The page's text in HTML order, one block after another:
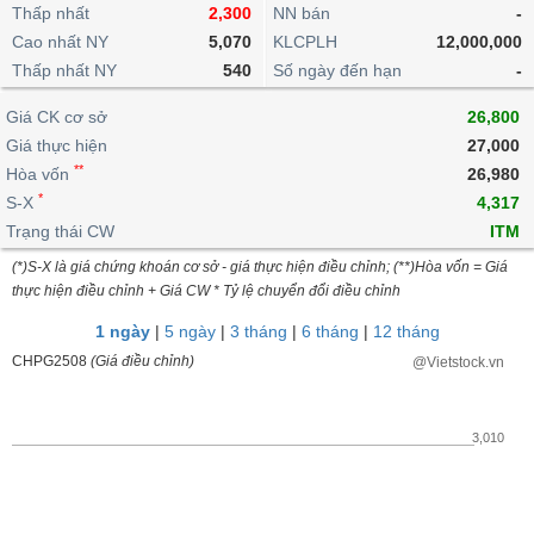
lỗ
dịch
nội
Niên
giám
Tài
liệu
cổ
Định
giá
ngoài
doanh
Top
cổ
phiếu
ngành
dịch
Chứng
quyền
quan
Thống
giao
dịch
Thống
giao
dịch
Tin
tức
Phân
tích
kỹ
thuật
trực
tuyến
Bộ
lọc
cổ
So
Vĩ
mô
lai
Chứng
quyền
Trái
phiếu
IR
Awards
tạo
Dịch
vụ
Thấp nhất
2,300
Cao nhất NY
5,070
Thấp nhất NY
540
NN bán
-
KLCPLH
12,000,000
Số ngày đến hạn
-
Giá CK cơ sở
26,800
Giá thực hiện
27,000
Hòa vốn **
26,980
S-X *
4,317
Trạng thái CW
ITM
(*)S-X là giá chứng khoán cơ sở - giá thực hiện điều chỉnh; (**)Hòa vốn = Giá
thực hiện điều chỉnh + Giá CW * Tỷ lệ chuyển đổi điều chỉnh
1 ngày| 5 ngày| 3 tháng | 6 tháng | 12 tháng
CHPG2508 (Giá điều chỉnh) @Vietstock.vn
3,010
BẤT
ĐỘNG
SẢN
TÀI
CHÍNH
HÀNG